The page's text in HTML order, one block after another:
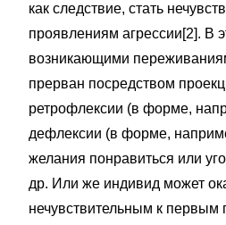
как следствие, стать
проявлениям агрессии[2]. В
возникающими
прерван посредством
ретрофлексии (в форме,
дефлексии (в форме,
желания понравиться или
др. Или же индивид может
нечувствительным к первым